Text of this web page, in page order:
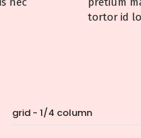
tortor id
grid - 1/4 column